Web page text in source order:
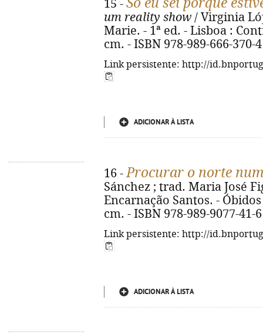
15 -
um reality show / Virginia
Marie. - 1ª ed. - Lisboa :
cm. - ISBN 978-989-666-370-4
Link persistente: http://
ADICIONAR À LISTA
16 -Procurar o norte
Sánchez ; trad. Maria José
Encarnação Santos. -
cm. - ISBN 978-989-9077-41-6
Link persistente: http://
ADICIONAR À LISTA